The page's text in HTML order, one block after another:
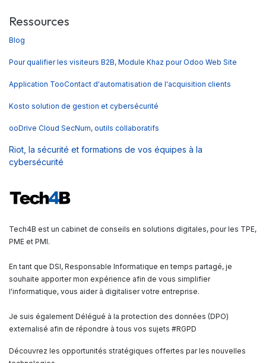
Ressources
Blog
Pour qualifier les visiteurs B2B, Module Khaz pour Odoo Web Site
Application TooContact d'automatisation de l'acquisition clients
Kosto solution de gestion et cybersécurité
ooDrive Cloud SecNum, outils collaboratifs
Riot, la sécurité et formations de vos équipes à la
cybersécurité
Tech4B est un cabinet de conseils en solutions digitales, pour les TPE,
PME et PMI.
En tant que DSI, Responsable Informatique en temps partagé, je
souhaite apporter mon expérience afin de vous simplifier
l'informatique, vous aider à digitaliser votre entreprise.
Je suis également Délégué à la protection des données (DPO)
externalisé afin de répondre à tous vos sujets #RGPD
Découvrez les opportunités stratégiques offertes par les nouvelles